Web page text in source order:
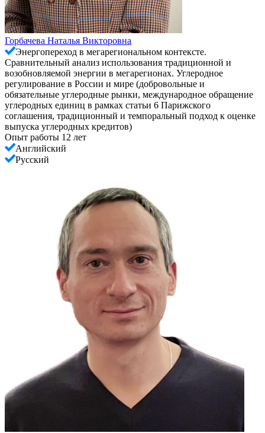
Горбачева Наталья Викторовна
Энергопереход в мегарегиональном контексте.
Сравнительный анализ использования традиционной и
возобновляемой энергии в мегарегионах. Углеродное
регулирование в России и мире (добровольные и
обязательные углеродные рынки, международное обращение
углеродных единиц в рамках статьи 6 Парижского
соглашения, традиционный и темпоральный подход к оценке
выпуска углеродных кредитов)
Опыт работы 12 лет
Английский
Русский